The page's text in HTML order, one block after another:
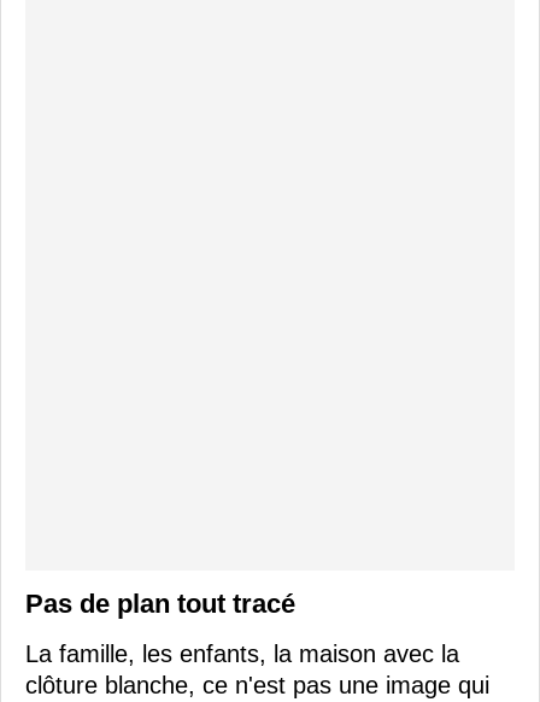
Pas de plan tout tracé
La famille, les enfants, la maison avec la
clôture blanche, ce n'est pas une image qui